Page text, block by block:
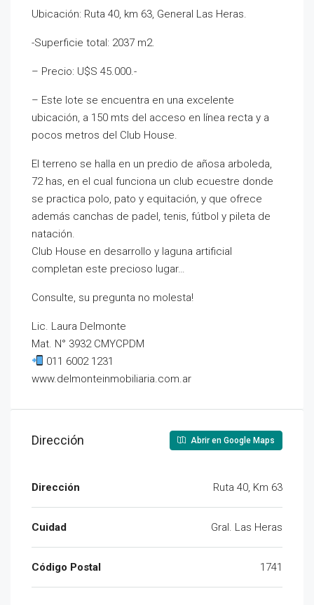
Ubicación: Ruta 40, km 63, General Las Heras.
-Superficie total: 2037 m2.
– Precio: U$S 45.000.-
– Este lote se encuentra en una excelente
ubicación, a 150 mts del acceso en línea recta y a
pocos metros del Club House.
El terreno se halla en un predio de añosa arboleda,
72 has, en el cual funciona un club ecuestre donde
se practica polo, pato y equitación, y que ofrece
además canchas de padel, tenis, fútbol y pileta de
natación.
Club House en desarrollo y laguna artificial
completan este precioso lugar…
Consulte, su pregunta no molesta!
Lic. Laura Delmonte
Mat. N° 3932 CMYCPDM
011 6002 1231
www.delmonteinmobiliaria.com.ar
Dirección Abrir en Google Maps
Dirección Ruta 40, Km 63
Cuidad Gral. Las Heras
Código Postal 1741